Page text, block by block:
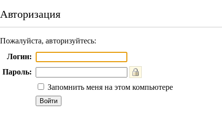
Авторизация
Пожалуйста, авторизуйтесь:
Логин:
Пароль:
Запомнить меня на этом компьютере